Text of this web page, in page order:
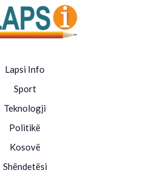
Lapsi Info
Sport
Teknologji
Politikë
Kosovë
Shëndetësi